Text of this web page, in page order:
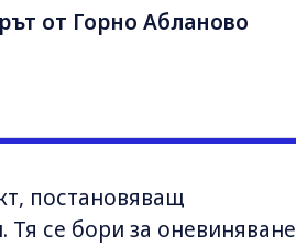
от Горно Абланово
постановяващ
Тя се бори за оневиняване